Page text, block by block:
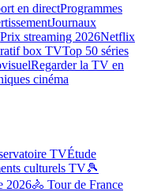
en directProgrammes
Journaux
Prix streaming 2026Netflix
box TVTop 50 séries
Regarder la TV en
cinéma
TVÉtude
culturels TV🎾
2026🚴 Tour de France